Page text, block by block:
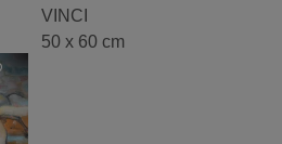
VINCI
50 x 60 cm